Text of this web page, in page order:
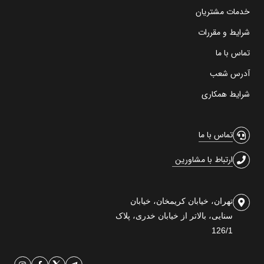
خدمات مشتریان
شرایط و مقررات
تماس با ما
آدرس شعب
شرایط همکاری
تماس با ما
ارتباط با مشاورین
تهران، خیابان کریمخان، خیابان
سنایی، بالاتر از خیابان خدری، پلاک
126/1